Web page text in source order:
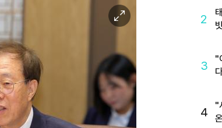
이
미
확
대
2
3
"
4
"